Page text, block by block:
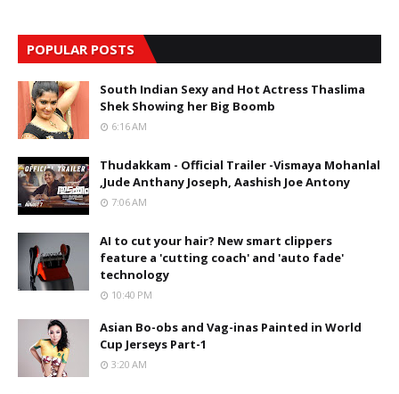
POPULAR POSTS
South Indian Sexy and Hot Actress Thaslima
Shek Showing her Big Boomb
6:16 AM
Thudakkam - Official Trailer -Vismaya Mohanlal
,Jude Anthany Joseph, Aashish Joe Antony
7:06 AM
AI to cut your hair? New smart clippers
feature a 'cutting coach' and 'auto fade'
technology
10:40 PM
Asian Bo-obs and Vag-inas Painted in World
Cup Jerseys Part-1
3:20 AM